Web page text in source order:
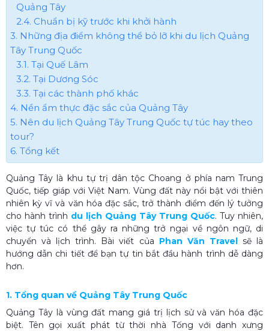
Quảng Tây
2.4. Chuẩn bị kỹ trước khi khởi hành
3. Những địa điểm không thể bỏ lỡ khi du lịch Quảng
Tây Trung Quốc
3.1. Tại Quế Lâm
3.2. Tại Dương Sóc
3.3. Tại các thành phố khác
4. Nền ẩm thực đặc sắc của Quảng Tây
5. Nên du lịch Quảng Tây Trung Quốc​ tự túc hay theo
tour?
6. Tổng kết
Quảng Tây là khu tự trị dân tộc Choang ở phía nam Trung
Quốc, tiếp giáp với Việt Nam. Vùng đất này nổi bật với thiên
nhiên kỳ vĩ và văn hóa đặc sắc, trở thành điểm đến lý tưởng
cho hành trình du lịch Quảng Tây Trung Quốc. Tuy nhiên,
việc tự túc có thể gây ra những trở ngại về ngôn ngữ, di
chuyển và lịch trình. Bài viết của Phan Văn Travelsẽ là
hướng dẫn chi tiết để bạn tự tin bắt đầu hành trình dễ dàng
hơn.
1. Tổng quan về Quảng Tây Trung Quốc
Quảng Tây là vùng đất mang giá trị lịch sử và văn hóa đặc
biệt. Tên gọi xuất phát từ thời nhà Tống với danh xưng